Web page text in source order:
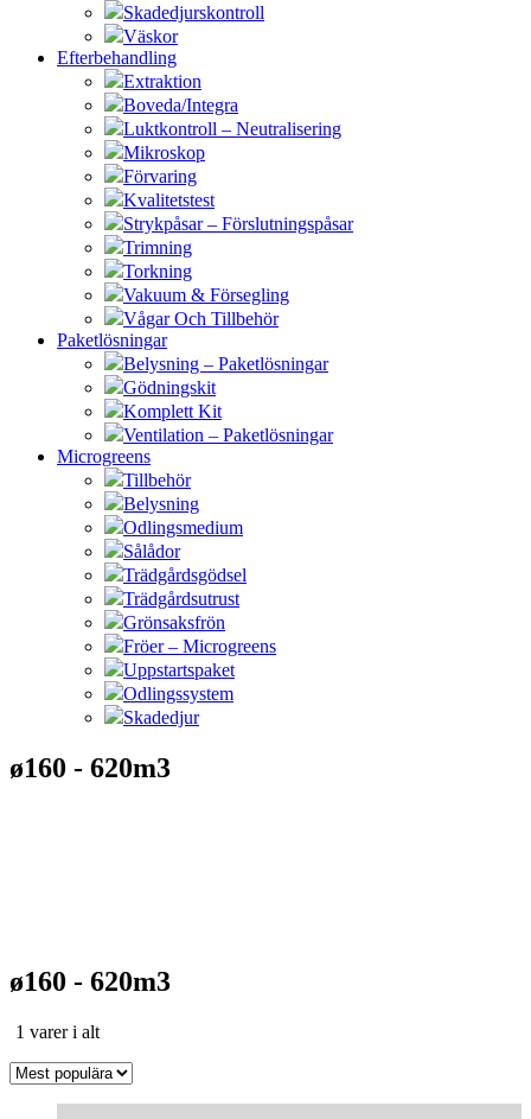
Skadedjurskontroll
Väskor
Efterbehandling
Extraktion
Boveda/Integra
Luktkontroll – Neutralisering
Mikroskop
Förvaring
Kvalitetstest
Strykpåsar – Förslutningspåsar
Trimning
Torkning
Vakuum & Försegling
Vågar Och Tillbehör
Paketlösningar
Belysning – Paketlösningar
Gödningskit
Komplett Kit
Ventilation – Paketlösningar
Microgreens
Tillbehör
Belysning
Odlingsmedium
Sålådor
Trädgårdsgödsel
Trädgårdsutrust
Grönsaksfrön
Fröer – Microgreens
Uppstartspaket
Odlingssystem
Skadedjur
ø160 - 620m3
ø160 - 620m3
1 varer i altSortera
popularitet